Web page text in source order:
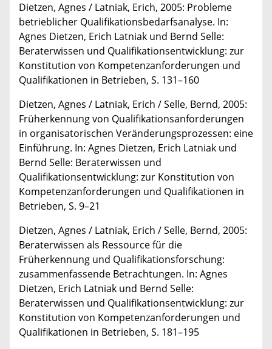
Dietzen, Agnes / Latniak, Erich, 2005: Probleme
betrieblicher Qualifikationsbedarfsanalyse. In:
Agnes Dietzen, Erich Latniak und Bernd Selle:
Beraterwissen und Qualifikationsentwicklung: zur
Konstitution von Kompetenzanforderungen und
Qualifikationen in Betrieben, S. 131–160
Dietzen, Agnes / Latniak, Erich / Selle, Bernd, 2005:
Früherkennung von Qualifikationsanforderungen
in organisatorischen Veränderungsprozessen: eine
Einführung. In: Agnes Dietzen, Erich Latniak und
Bernd Selle: Beraterwissen und
Qualifikationsentwicklung: zur Konstitution von
Kompetenzanforderungen und Qualifikationen in
Betrieben, S. 9–21
Dietzen, Agnes / Latniak, Erich / Selle, Bernd, 2005:
Beraterwissen als Ressource für die
Früherkennung und Qualifikationsforschung:
zusammenfassende Betrachtungen. In: Agnes
Dietzen, Erich Latniak und Bernd Selle:
Beraterwissen und Qualifikationsentwicklung: zur
Konstitution von Kompetenzanforderungen und
Qualifikationen in Betrieben, S. 181–195